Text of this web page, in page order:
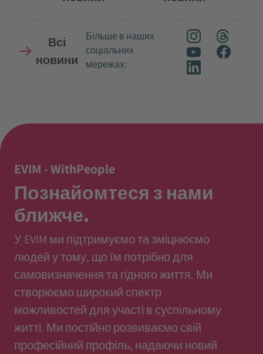
Всі
новини
Більше в наших
соціальних
мережах:
EVIM - WithPeople
Познайомтеся з нами
ближче.
У EVIM ми підтримуємо та зміцнюємо
людей у тому, що їм потрібно для
самовизначення та гідного життя. Ми
створюємо широкий спектр
можливостей для участі в суспільному
житті. Ми постійно розвиваємо свій
професійний профіль, надаючи новий